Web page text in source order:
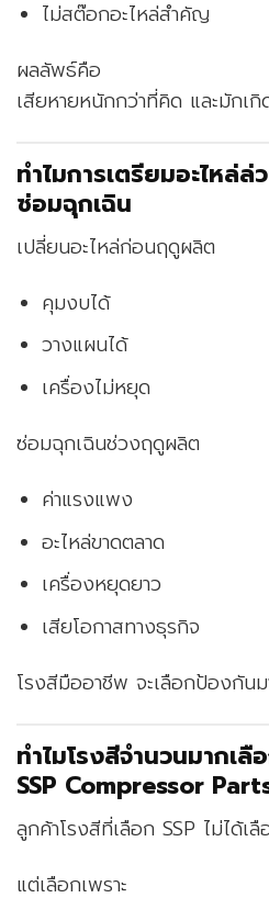
ไม่สต๊อกอะไหล่สำคัญ
ผลลัพธ์คือ
เสียหายหนักกว่าที่คิด และมักเกิ
ทำไมการเตรียมอะไหล่
ซ่อมฉุกเฉิน
เปลี่ยนอะไหล่ก่อนฤดูผลิต
คุมงบได้
วางแผนได้
เครื่องไม่หยุด
ซ่อมฉุกเฉินช่วงฤดูผลิต
ค่าแรงแพง
อะไหล่ขาดตลาด
เครื่องหยุดยาว
เสียโอกาสทางธุรกิจ
โรงสีมืออาชีพ จะเลือกป้องกัน
ทำไมโรงสีจำนวนมากเ
SSP Compressor
ลูกค้าโรงสีที่เลือก SSP ไม่ได้เ
แต่เลือกเพราะ